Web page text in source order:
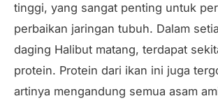
tinggi, yang sangat penting untuk
perbaikan jaringan tubuh. Dalam
daging Halibut matang, terdapat
protein. Protein dari ikan ini juga
artinya mengandung semua asam